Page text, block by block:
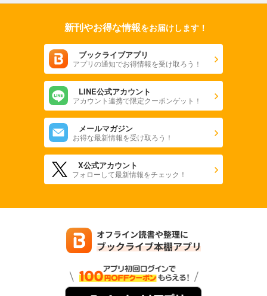
新刊やお得な情報をお届けします！
ブックライブアプリ
アプリの通知でお得情報を受け取ろう！
LINE公式アカウント
アカウント連携で限定クーポンゲット！
メールマガジン
お得な最新情報を受け取ろう！
X公式アカウント
フォローして最新情報をチェック！